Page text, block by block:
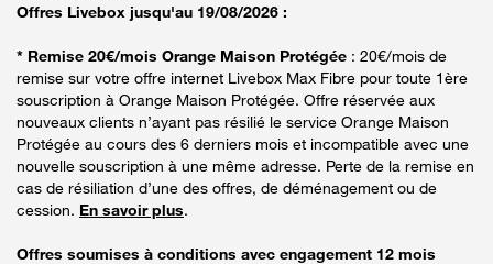
Offres Livebox jusqu'au 19/08/2026 :
* Remise 20€/mois Orange Maison Protégée : 20€/mois de
remise sur votre offre internet Livebox Max Fibre pour toute 1ère
souscription à Orange Maison Protégée. Offre réservée aux
nouveaux clients n’ayant pas résilié le service Orange Maison
Protégée au cours des 6 derniers mois et incompatible avec une
nouvelle souscription à une même adresse. Perte de la remise en
cas de résiliation d’une des offres, de déménagement ou de
cession. En savoir plus.
Offres soumises à conditions avec engagement 12 mois